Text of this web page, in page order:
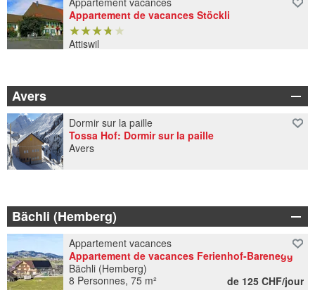
Appartement de vacances Stöckli
★★★★★
★★★★★
Attiswil
Avers
Dormir sur la paille
Tossa Hof: Dormir sur la paille
Avers
Bächli (Hemberg)
Appartement vacances
Appartement de vacances Ferienhof-Barenegg
Bächli (Hemberg)
8 Personnes, 75 m²
de 125 CHF/jour